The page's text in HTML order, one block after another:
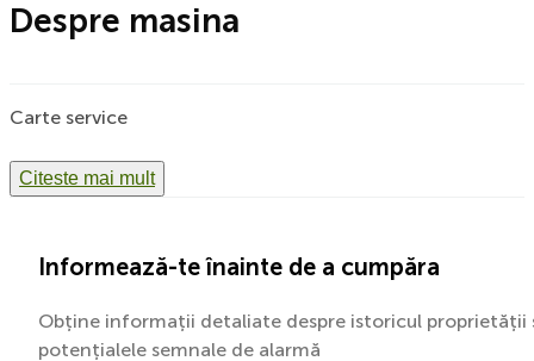
Despre masina
Carte service
Citeste mai mult
Informează-te înainte de a cumpăra
Obține informații detaliate despre istoricul proprietății
potențialele semnale de alarmă